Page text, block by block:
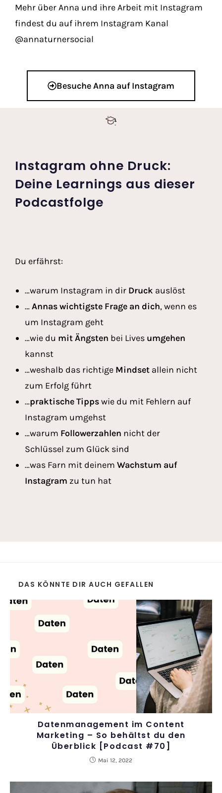
Mehr über Anna und ihre Arbeit mit Instagram
findest du auf ihrem Instagram Kanal
@annaturnersocial
Besuche Anna auf Instagram
Instagram ohne Druck:
Deine Learnings aus dieser
Podcastfolge
Du erfährst:
…warum Instagram in dir Druck auslöst
…Annas wichtigste Frage an dich, wenn es
um Instagram geht
…wie du mit Ängsten bei Lives umgehen
kannst
…weshalb das richtige Mindset allein nicht
zum Erfolg führt
…praktische Tippswie du mit Fehlern auf
Instagram umgehst
…warum Followerzahlen nicht der
Schlüssel zum Glück sind
…was Farn mit deinem Wachstum auf
Instagram zu tun hat
DAS KÖNNTE DIR AUCH GEFALLEN
Datenmanagement im Content
Marketing – So behältst du den
Überblick [Podcast #70]
Mai 12, 2022